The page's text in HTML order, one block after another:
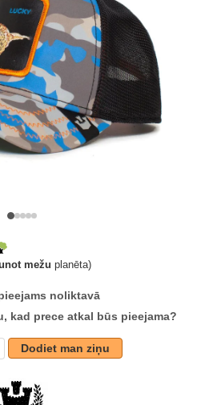
mežu planēta)
noliktavā
kad prece atkal būs pieejama?
Dodiet man ziņu